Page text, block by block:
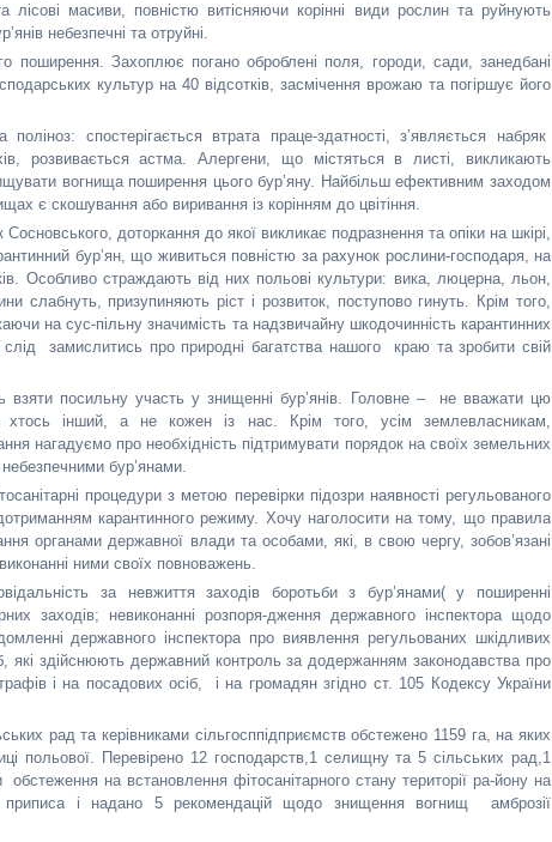
лісові масиви, повністю витісняючи корінні види рослин та руйнують
небезпечні та отруйні.
поширення. Захоплює погано оброблені поля, городи, сади, занедбані
культур на 40 відсотків, засмічення врожаю та погіршує його
спостерігається втрата праце-здатності, з’являється набряк
розвивається астма. Алергени, що містяться в листі, викликають
вогнища поширення цього бур’яну. Найбільш ефективним заходом
є скошування або виривання із корінням до цвітіння.
доторкання до якої викликає подразнення та опіки на шкірі,
бур’ян, що живиться повністю за рахунок рослини-господаря, на
Особливо страждають від них польові культури: вика, люцерна, льон,
слабнуть, призупиняють ріст і розвиток, поступово гинуть. Крім того,
на сус-пільну значимість та надзвичайну шкодочинність карантинних
замислитись про природні багатства нашого краю та зробити свій
посильну участь у знищенні бур’янів. Головне – не вважати цю
інший, а не кожен із нас. Крім того, усім землевласникам,
нагадуємо про необхідність підтримувати порядок на своїх земельних
бур’янами.
процедури з метою перевірки підозри наявності регульованого
карантинного режиму. Хочу наголосити на тому, що правила
органами державної влади та особами, які, в свою чергу, зобов’язані
ними своїх повноважень.
за невжиття заходів боротьби з бур’янами( у поширенні
заходів; невиконанні розпоря-дження державного інспектора щодо
державного інспектора про виявлення регульованих шкідливих
які здійснюють державний контроль за додержанням законодавства про
і на посадових осіб, і на громадян згідно ст. 105 Кодексу України
рад та керівниками сільгосппідприємств обстежено 1159 га, на яких
польової. Перевірено 12 господарств,1 селищну та 5 сільських рад,1
на встановлення фітосанітарного стану території ра-йону на
приписа і надано 5 рекомендацій щодо знищення вогнищ амброзії